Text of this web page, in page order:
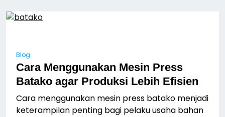
Blog
Cara Menggunakan Mesin Press
Batako agar Produksi Lebih Efisien
Cara menggunakan mesin press batako menjadi
keterampilan penting bagi pelaku usaha bahan